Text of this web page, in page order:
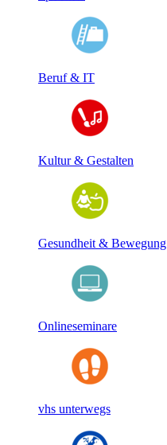
Beruf & IT
Kultur & Gestalten
Gesundheit & Bewegung
Onlineseminare
vhs unterwegs